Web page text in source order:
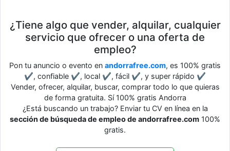
¿Tiene algo que vender, alquilar, cualquier
servicio que ofrecer o una oferta de
empleo?
Pon tu anuncio o evento en andorrafree.com, es 100% gratis
✔, confiable ✔, local ✔, fácil ✔, y super rápido ✔
Vender, ofrecer, alquilar, buscar, comprar todo lo que quieras
de forma gratuita. Sí 100% gratis Andorra
¿Está buscando un trabajo? Enviar tu CV en línea en la
sección de búsqueda de empleo de andorrafree.com 100%
gratis.